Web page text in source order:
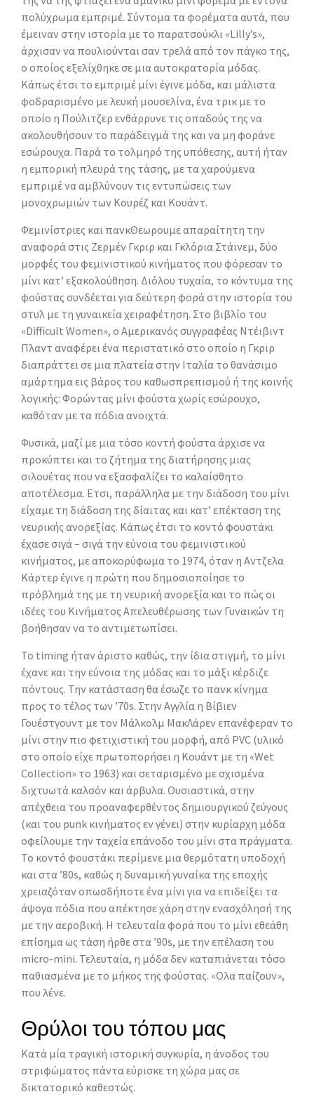
πολύχρωμα εμπριμέ. Σύντομα τα φορέματα αυτά, που
έμειναν στην ιστορία με το παρατσούκλι «Lilly’s»,
άρχισαν να πουλιούνται σαν τρελά από τον πάγκο της,
ο οποίος εξελίχθηκε σε μια αυτοκρατορία μόδας.
Κάπως έτσι το εμπριμέ μίνι έγινε μόδα, και μάλιστα
φοδραρισμένο με λευκή μουσελίνα, ένα τρικ με το
οποίο η Πούλιτζερ ενθάρρυνε τις οπαδούς της να
ακολουθήσουν το παράδειγμά της και να μη φοράνε
εσώρουχα. Παρά το τολμηρό της υπόθεσης, αυτή ήταν
η εμπορική πλευρά της τάσης, με τα χαρούμενα
εμπριμέ να αμβλύνουν τις εντυπώσεις των
μονοχρωμιών των Κουρέζ και Κουάντ.
Φεμινίστριες και πανκΘεωρουμε απαραίτητη την
αναφορά στις Ζερμέν Γκριρ και Γκλόρια Στάινεμ, δύο
μορφές του φεμινιστικού κινήματος που φόρεσαν το
μίνι κατ’ εξακολούθηση. Διόλου τυχαία, το κόντυμα της
φούστας συνδέεται για δεύτερη φορά στην ιστορία του
στυλ με τη γυναικεία χειραφέτηση. Στο βιβλίο του
«Difficult Women», ο Αμερικανός συγγραφέας Ντέιβιντ
Πλαντ αναφέρει ένα περιστατικό στο οποίο η Γκριρ
διαπράττει σε μια πλατεία στην Ιταλία το θανάσιμο
αμάρτημα εις βάρος του καθωσπρεπισμού ή της κοινής
λογικής: Φορώντας μίνι φούστα χωρίς εσώρουχο,
καθόταν με τα πόδια ανοιχτά.
Φυσικά, μαζί με μια τόσο κοντή φούστα άρχισε να
προκύπτει και το ζήτημα της διατήρησης μιας
σιλουέτας που να εξασφαλίζει το καλαίσθητο
αποτέλεσμα. Ετσι, παράλληλα με την διάδοση του μίνι
είχαμε τη διάδοση της δίαιτας και κατ’ επέκταση της
νευρικής ανορεξίας. Κάπως έτσι το κοντό φουστάκι
έχασε σιγά – σιγά την εύνοια του φεμινιστικού
κινήματος, με αποκορύφωμα το 1974, όταν η Αντζελα
Κάρτερ έγινε η πρώτη που δημοσιοποίησε το
πρόβλημά της με τη νευρική ανορεξία και το πώς οι
ιδέες του Κινήματος Απελευθέρωσης των Γυναικών τη
βοήθησαν να το αντιμετωπίσει.
Το timing ήταν άριστο καθώς, την ίδια στιγμή, το μίνι
έχανε και την εύνοια της μόδας και το μάξι κέρδιζε
πόντους. Την κατάσταση θα έσωζε το πανκ κίνημα
προς το τέλος των ’70s. Στην Αγγλία η Βίβιεν
Γουέστγουντ με τον Μάλκολμ ΜακΛάρεν επανέφεραν το
μίνι στην πιο φετιχιστική του μορφή, από PVC (υλικό
στο οποίο είχε πρωτοπορήσει η Κουάντ με τη «Wet
Collection» το 1963) και σεταρισμένο με σχισμένα
διχτυωτά καλσόν και άρβυλα. Ουσιαστικά, στην
απέχθεια του προαναφερθέντος δημιουργικού ζεύγους
(και του punk κινήματος εν γένει) στην κυρίαρχη μόδα
οφείλουμε την ταχεία επάνοδο του μίνι στα πράγματα.
Το κοντό φουστάκι περίμενε μια θερμότατη υποδοχή
και στα ’80s, καθώς η δυναμική γυναίκα της εποχής
χρειαζόταν οπωσδήποτε ένα μίνι για να επιδείξει τα
άψογα πόδια που απέκτησε χάρη στην ενασχόλησή της
με την αεροβική. Η τελευταία φορά που το μίνι εθεάθη
επίσημα ως τάση ήρθε στα ’90s, με την επέλαση του
micro-mini. Τελευταία, η μόδα δεν καταπιάνεται τόσο
παθιασμένα με το μήκος της φούστας. «Ολα παίζουν»,
που λένε.
Θρύλοι του τόπου μας
Κατά μία τραγική ιστορική συγκυρία, η άνοδος του
στριφώματος πάντα εύρισκε τη χώρα μας σε
δικτατορικό καθεστώς.